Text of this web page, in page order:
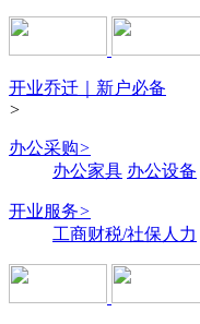
开业乔迁｜新户必备
>
办公采购>
办公家具 办公设备
开业服务>
工商财税/社保人力